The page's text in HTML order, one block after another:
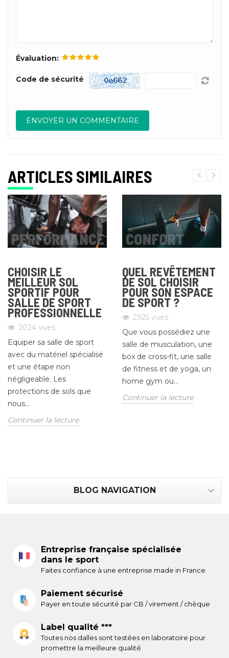
Évaluation:
Code de sécurité
ARTICLES SIMILAIRES
CHOISIR LE
MEILLEUR SOL
SPORTIF POUR
SALLE DE SPORT
PROFESSIONNELLE
2024 vues
Equiper sa salle de sport
avec du matériel spécialisé
et une étape non
négligeable. Les
protections de sols que
nous...
Continuer la lecture
QUEL REVÊTEMENT
DE SOL CHOISIR
POUR SON ESPACE
DE SPORT ?
2925 vues
Que vous possédiez une
salle de musculation, une
box de cross-fit, une salle
de fitness et de yoga, un
home gym ou...
Continuer la lecture
BLOG NAVIGATION
Entreprise française spécialisée
dans le sport
Faites confiance à une entreprise made in France
Paiement sécurisé
Payer en toute sécurité par CB / virement / chèque
Label qualité ***
Toutes nos dalles sont testées en laboratoire pour
promettre la meilleure qualité